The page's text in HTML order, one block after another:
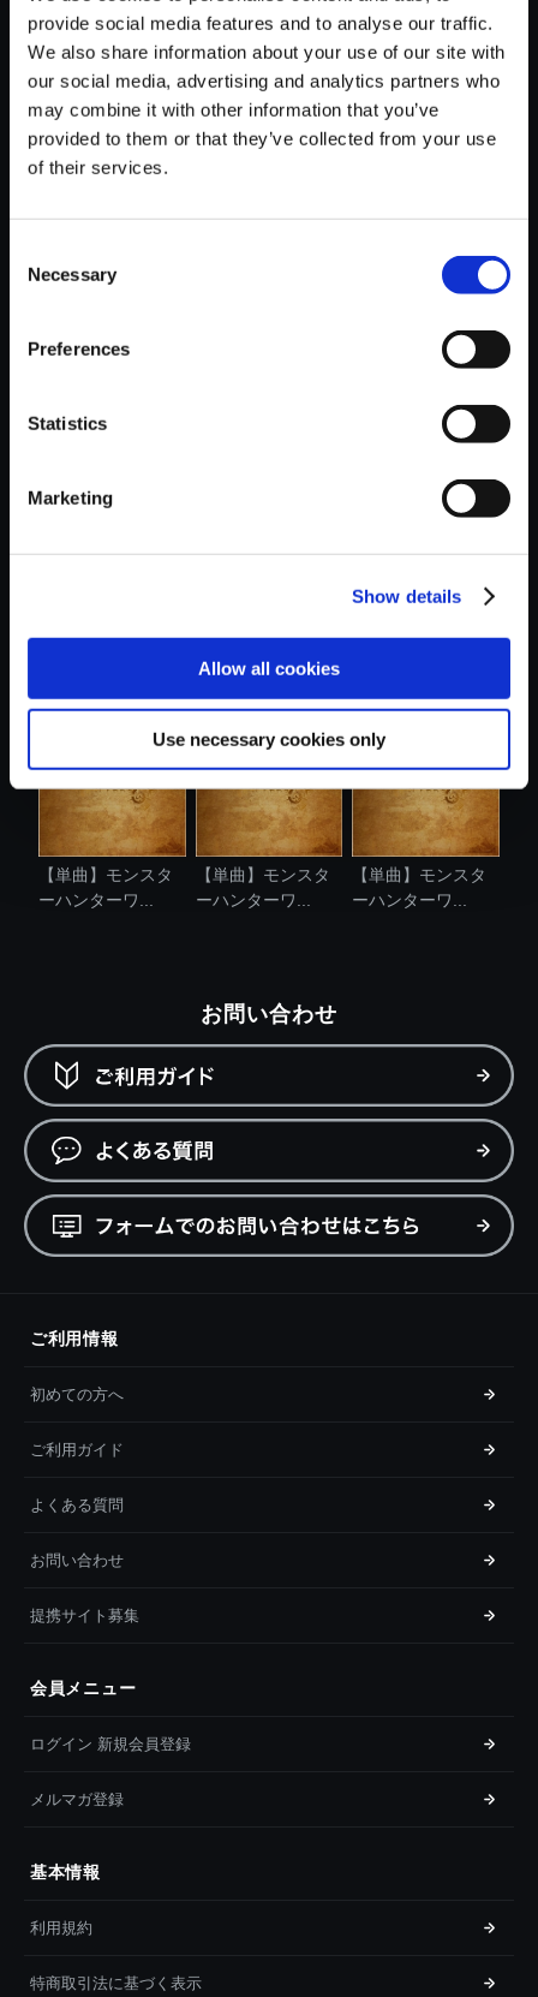
provide social media features and to analyse our traffic.
We also share information about your use of our site with
our social media, advertising and analytics partners who
may combine it with other information that you’ve
provided to them or that they’ve collected from your use
of their services.
Selection
Necessary
Preferences
Statistics
Marketing
Show details
Allow all cookies
Use necessary cookies only
【単曲】モンスターハンターワ
イルズ オリジナルサウンドトラ
7ポイント付与
【単曲】モンスタ
【単曲】モンスタ
ーハンターワ...
【単曲】モンスタ
【単曲】モンスタ
ーハンターワ...
【単曲】モンスタ
ーハンターワ...
【単曲】モンスタ
ーハンターワ...
お問い合わせ
ご利用情報
初めての方へ
ご利用ガイド
よくある質問
お問い合わせ
提携サイト募集
会員メニュー
ログイン 新規会員登録
メルマガ登録
基本情報
利用規約
特商取引法に基づく表示